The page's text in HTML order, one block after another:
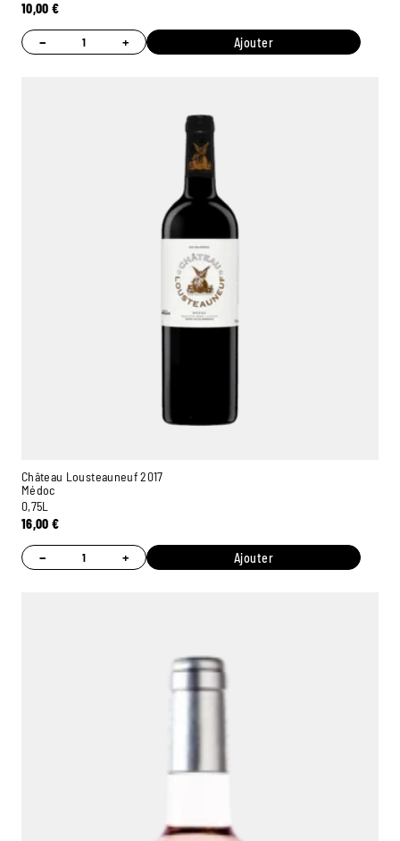
10,00€
− + Ajouter
Château Lousteauneuf 2017
Médoc
0,75L
16,00€
− + Ajouter